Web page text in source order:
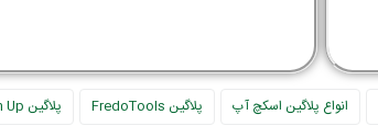
انواع پلاگین اسکچ آپ پلاگین FredoTools پلاگین Sketch Up